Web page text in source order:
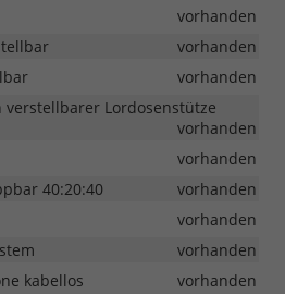
vorhanden
vorhanden
vorhanden
Lordosenstütze
vorhanden
vorhanden
40:20:40
vorhanden
vorhanden
vorhanden
kabellos
vorhanden